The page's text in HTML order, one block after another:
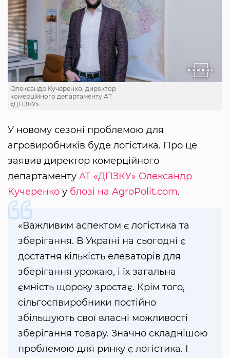
Олександр Кучеренко, директор
комерційного департаменту АТ
«ДПЗКУ»
У новому сезоні проблемою для
агровиробників буде логістика. Про це
заявив директор комерційного
департаменту АТ «ДПЗКУ» Олександр
Кучеренко у блозі на AgroPolit.com.
«Важливим аспектом є логістика та
зберігання. В Україні на сьогодні є
достатня кількість елеваторів для
зберігання урожаю, і їх загальна
ємність щороку зростає. Крім того,
сільгоспвиробники постійно
збільшують свої власні можливості
зберігання товару. Значно складнішою
проблемою для ринку є логістика. І